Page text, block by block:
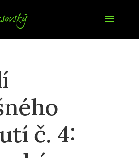
č. 4: